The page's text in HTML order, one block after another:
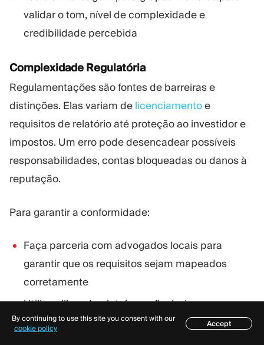
validar o tom, nível de complexidade e
credibilidade percebida
Complexidade Regulatória
Regulamentações são fontes de barreiras e
distinções. Elas variam de licenciamentoe
requisitos de relatório até proteção ao investidor e
impostos. Um erro pode desencadear possíveis
responsabilidades, contas bloqueadas ou danos à
reputação.
Para garantir a conformidade:
Faça parceria com advogados locais para
garantir que os requisitos sejam mapeados
corretamente
Utilize pilhas de plataforma flexíveis para que
relatórios, verificação de contas e divulgações
Índice
By continuing to use this site you consent with our
cookie policy
Accept